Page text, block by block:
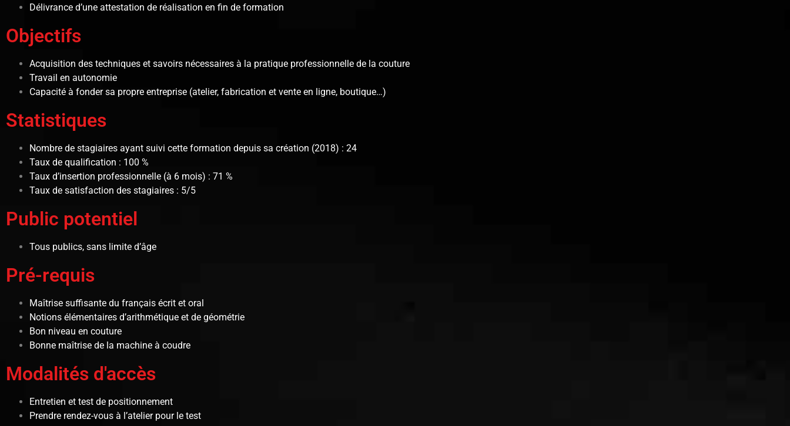
Délivrance d’une attestation de réalisation en fin de formation
Objectifs
Acquisition des techniques et savoirs nécessaires à la pratique professionnelle de la couture
Travail en autonomie
Capacité à fonder sa propre entreprise (atelier, fabrication et vente en ligne, boutique…)
Statistiques
Nombre de stagiaires ayant suivi cette formation depuis sa création (2018) : 24
Taux de qualification : 100 %
Taux d’insertion professionnelle (à 6 mois) : 71 %
Taux de satisfaction des stagiaires : 5/5
Public potentiel
Tous publics, sans limite d’âge
Pré-requis
Maîtrise suffisante du français écrit et oral
Notions élémentaires d’arithmétique et de géométrie
Bon niveau en couture
Bonne maîtrise de la machine à coudre
Modalités d'accès
Entretien et test de positionnement
Prendre rendez-vous à l’atelier pour le test